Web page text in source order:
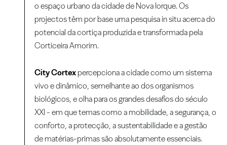
o espaço urbano da cidade de Nova Iorque. Os
projectos têm por base uma pesquisa in situ acerca do
potencial da cortiça produzida e transformada pela
Corticeira Amorim.
City Cortex percepciona a cidade como um sistema
vivo e dinâmico, semelhante ao dos organismos
biológicos, e olha para os grandes desafios do século
XXI - em que temas como a mobilidade, a segurança, o
conforto, a protecção, a sustentabilidade e a gestão
de matérias-primas são absolutamente essenciais.